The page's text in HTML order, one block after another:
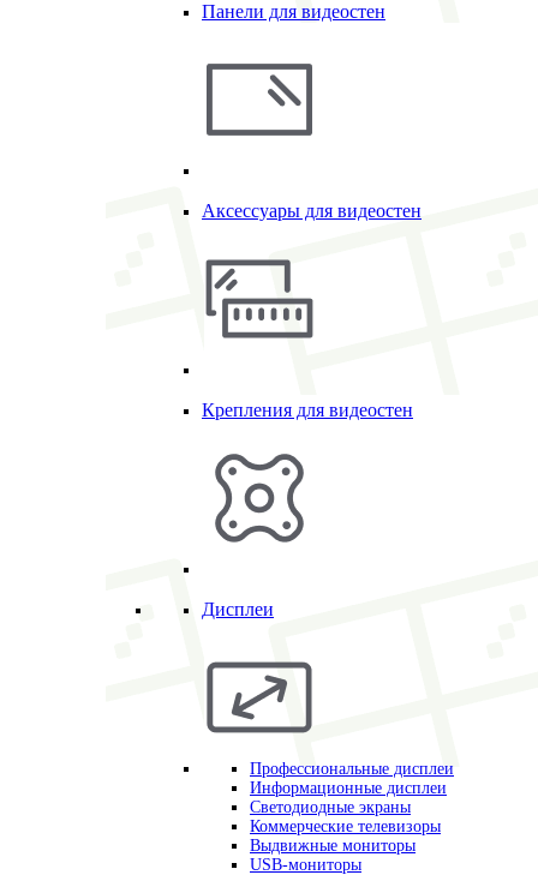
Панели для видеостен
Аксессуары для видеостен
Крепления для видеостен
Дисплеи
Профессиональные дисплеи
Информационные дисплеи
Светодиодные экраны
Коммерческие телевизоры
Выдвижные мониторы
USB-мониторы